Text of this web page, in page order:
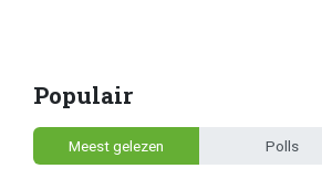
Populair
Meest gelezen Polls